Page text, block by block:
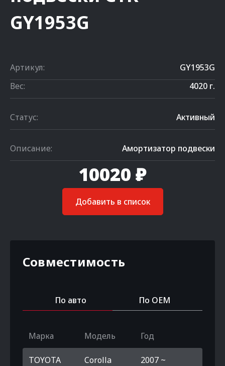
GY1953G
Артикул:
GY1953G
Вес:
4020 г.
Статус: Активный
Описание: Амортизатор подвески
10020 ₽
Добавить в список
Совместимость
По авто По OEM
Марка Модель Год
TOYOTA Corolla 2007 ~